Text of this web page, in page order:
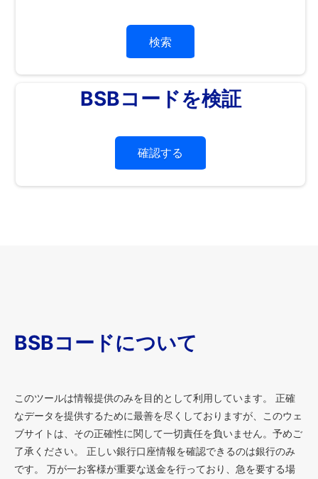
検索
BSBコードを検証
確認する
BSBコードについて
このツールは情報提供のみを目的として利用しています。 正確
なデータを提供するために最善を尽くしておりますが、このウェ
ブサイトは、その正確性に関して一切責任を負いません。予めご
了承ください。 正しい銀行口座情報を確認できるのは銀行のみ
です。 万が一お客様が重要な送金を行っており、急を要する場